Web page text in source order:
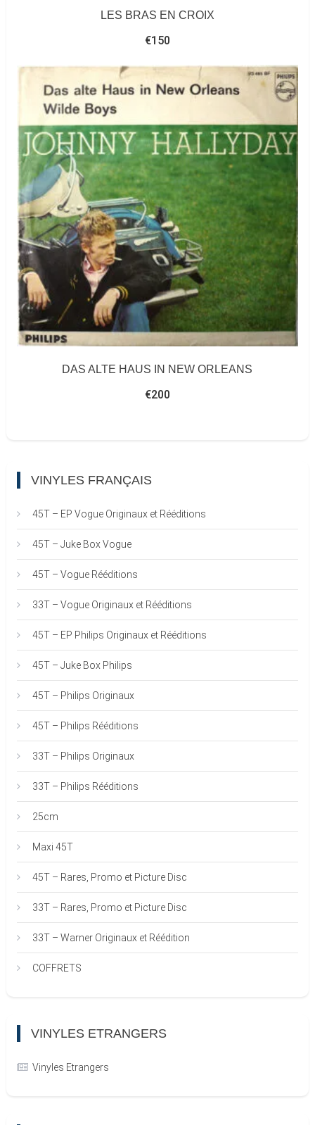
LES BRAS EN CROIX
€150
DAS ALTE HAUS IN NEW ORLEANS
€200
VINYLES FRANÇAIS
45T – EP Vogue Originaux et Rééditions
45T – Juke Box Vogue
45T – Vogue Rééditions
33T – Vogue Originaux et Rééditions
45T – EP Philips Originaux et Rééditions
45T – Juke Box Philips
45T – Philips Originaux
45T – Philips Rééditions
33T – Philips Originaux
33T – Philips Rééditions
25cm
Maxi 45T
45T – Rares, Promo et Picture Disc
33T – Rares, Promo et Picture Disc
33T – Warner Originaux et Réédition
COFFRETS
VINYLES ETRANGERS
Vinyles Etrangers